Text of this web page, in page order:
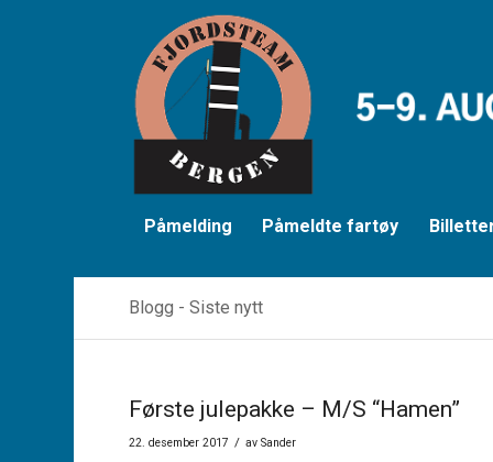
Påmelding Påmeldte fartøy
Blogg - Siste nytt
Første julepakke – M/S “Hamen”
22. desember 2017 / avSander